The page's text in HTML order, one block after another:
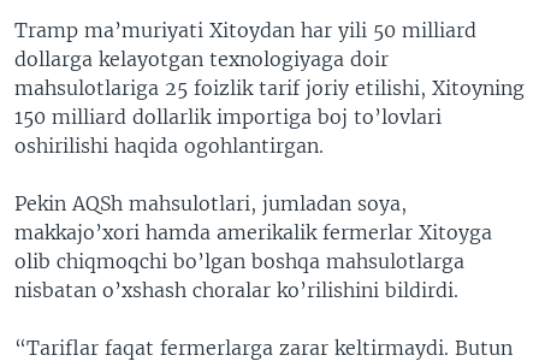
Tramp ma’muriyati Xitoydan har yili 50 milliard
dollarga kelayotgan texnologiyaga doir
mahsulotlariga 25 foizlik tarif joriy etilishi, Xitoyning
150 milliard dollarlik importiga boj to’lovlari
oshirilishi haqida ogohlantirgan.
Pekin AQSh mahsulotlari, jumladan soya,
makkajo’xori hamda amerikalik fermerlar Xitoyga
olib chiqmoqchi bo’lgan boshqa mahsulotlarga
nisbatan o’xshash choralar ko’rilishini bildirdi.
“Tariflar faqat fermerlarga zarar keltirmaydi. Butun